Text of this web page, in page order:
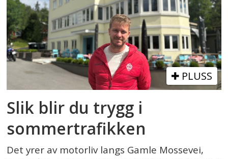
PLUSS
Slik blir du trygg i
sommertrafikken
Det yrer av motorliv langs Gamle Mossevei,